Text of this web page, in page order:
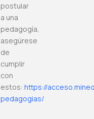
postular
a una
pedagogía,
asegúrese
de
cumplir
con
estos: https://
pedagogias/